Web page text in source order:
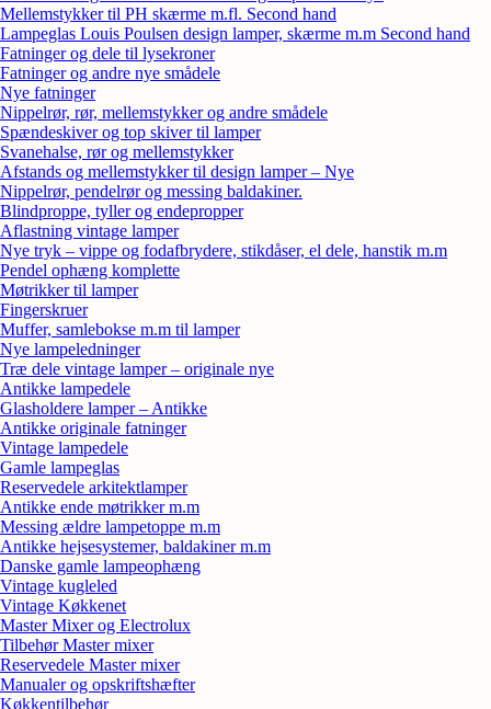
Mellemstykker til PH skærme m.fl. Second hand
Lampeglas Louis Poulsen design lamper, skærme m.m Second hand
Fatninger og dele til lysekroner
Fatninger og andre nye smådele
Nye fatninger
Nippelrør, rør, mellemstykker og andre smådele
Spændeskiver og top skiver til lamper
Svanehalse, rør og mellemstykker
Afstands og mellemstykker til design lamper – Nye
Nippelrør, pendelrør og messing baldakiner.
Blindproppe, tyller og endepropper
Aflastning vintage lamper
Nye tryk – vippe og fodafbrydere, stikdåser, el dele, hanstik m.m
Pendel ophæng komplette
Møtrikker til lamper
Fingerskruer
Muffer, samlebokse m.m til lamper
Nye lampeledninger
Træ dele vintage lamper – originale nye
Antikke lampedele
Glasholdere lamper – Antikke
Antikke originale fatninger
Vintage lampedele
Gamle lampeglas
Reservedele arkitektlamper
Antikke ende møtrikker m.m
Messing ældre lampetoppe m.m
Antikke hejsesystemer, baldakiner m.m
Danske gamle lampeophæng
Vintage kugleled
Vintage Køkkenet
Master Mixer og Electrolux
Tilbehør Master mixer
Reservedele Master mixer
Manualer og opskriftshæfter
Køkkentilbehør